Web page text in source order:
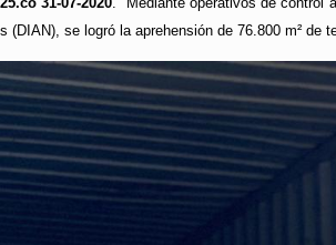
(DIAN), se logró la aprehensión de 76.800 m²